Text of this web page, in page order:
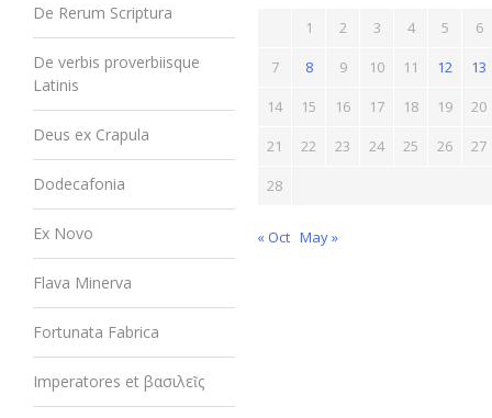
De Rerum Scriptura
De verbis proverbiisque
Latinis
Deus ex Crapula
Dodecafonia
Ex Novo
Flava Minerva
Fortunata Fabrica
Imperatores et βασιλεῖς
1 2 3 4 5
6
7
8 9 10 11 12
13
14
15 16 17 18 19
20
21
22 23 24 25 26
27
28
« Oct May »